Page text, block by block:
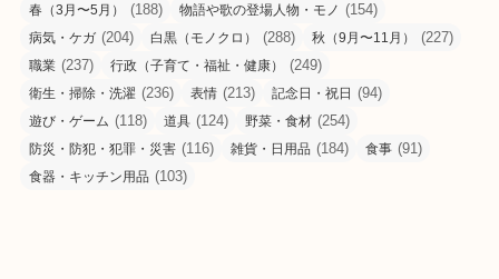
春（3月〜5月） (188) 物語や歌の登場人物・モノ (154)
病気・ケガ (204) 白黒（モノクロ） (288) 秋（9月〜11月） (227)
職業 (237) 行政（子育て・福祉・健康） (249)
衛生・掃除・洗濯 (236) 表情 (213) 記念日・祝日 (94)
遊び・ゲーム (118) 道具 (124) 野菜・食材 (254)
防災・防犯・犯罪・災害 (116) 雑貨・日用品 (184) 食事 (91)
食器・キッチン用品 (103)